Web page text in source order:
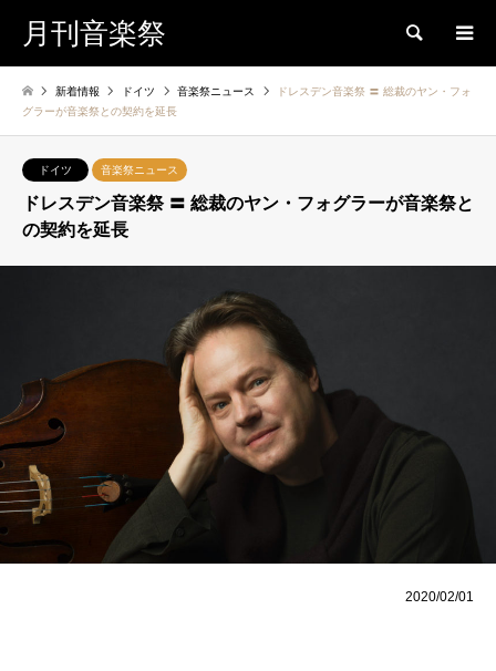
月刊音楽祭 検索
新着情報 ドイツ 音楽祭ニュース
ドレスデン音楽祭 〓 総裁のヤン・フォ
グラーが音楽祭との契約を延長
ドイツ 音楽祭ニュース
ドレスデン音楽祭 〓 総裁のヤン・フォグラーが音楽祭と
の契約を延長
2020/02/01